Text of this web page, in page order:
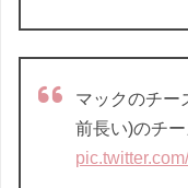
マックのチー
前長い)のチ